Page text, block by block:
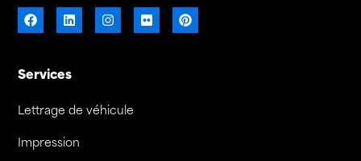
Services
Lettrage de véhicule
Impression